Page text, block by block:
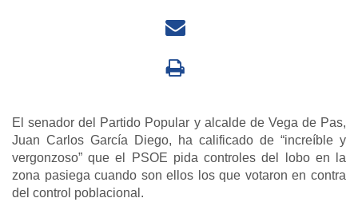
El senador del Partido Popular y alcalde de Vega de Pas,
Juan Carlos García Diego, ha calificado de “increíble y
vergonzoso” que el PSOE pida controles del lobo en la
zona pasiega cuando son ellos los que votaron en contra
del control poblacional.